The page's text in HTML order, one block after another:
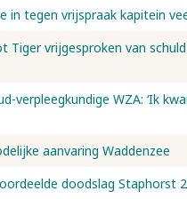
in tegen vrijspraak kapitein
Tiger vrijgesproken van
verpleegkundige WZA: ‘Ik
aanvaring Waddenzee
doodslag Staphorst